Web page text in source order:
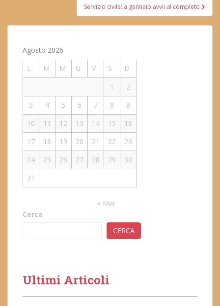
Servizio civile: a gennaio avvii al completo
Agosto 2026
L
M M G V S
D
1
2
3
4 5 6 7 8
9
10
11 12 13 14 15
16
17
18 19 20 21 22
23
24
25 26 27 28 29
30
31
« Mar
Cerca
CERCA
Ultimi Articoli